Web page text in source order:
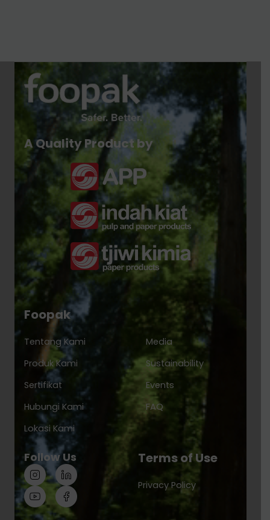
A Quality Product by
Foopak
Tentang Kami
Produk Kami
Sertifikat
Hubungi Kami
Lokasi Kami
Media
Sustainability
Events
FAQ
Terms of Use
Privacy Policy
Follow Us